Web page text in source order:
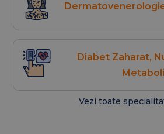
Diabet Zaharat,
Vezi toate